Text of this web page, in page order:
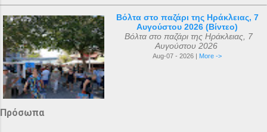
Βόλτα στο παζάρι της Ηράκλειας, 7
Αυγούστου 2026 (Βίντεο)
Βόλτα στο παζάρι της Ηράκλειας, 7
Αυγούστου 2026
Aug-07 - 2026 | More ->
Πρόσωπα